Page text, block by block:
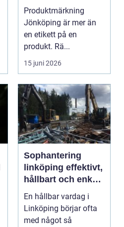
underlättar
vardagen
Produktmärkning
Jönköping är mer än
en etikett på en
produkt. Rä...
15 juni 2026
Sophantering
linköping effektivt,
hållbart och enkelt
i praktiken
En hållbar vardag i
Linköping börjar ofta
med något så